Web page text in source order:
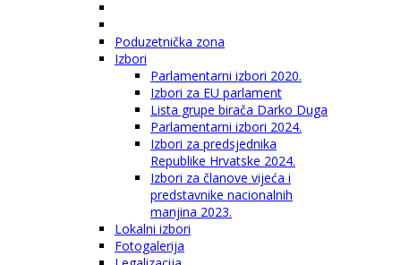
Poduzetnička zona
Izbori
Parlamentarni izbori 2020.
Izbori za EU parlament
Lista grupe birača Darko Duga
Parlamentarni izbori 2024.
Izbori za predsjednika
Republike Hrvatske 2024.
Izbori za članove vijeća i
predstavnike nacionalnih
manjina 2023.
Lokalni izbori
Fotogalerija